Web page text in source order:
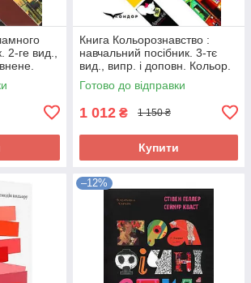
2-ге вид.,
Книга Кольорознавство :
навчальний посібник. 3-тє
вид., випр. і доповн. Кольор.
вставки. Прищенко С.В.
303188
Готово до відправки
1 012 ₴ 1 150 ₴
Купити
–12%